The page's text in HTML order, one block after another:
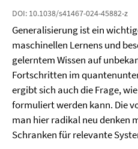
DOI: 10.1038/s41467-024-45882-z
Generalisierung ist ein
maschinellen Lernens und
gelerntem Wissen auf
Fortschritten im
ergibt sich auch die Frage,
formuliert werden kann. Die
man hier radikal neu denken
Schranken für relevante